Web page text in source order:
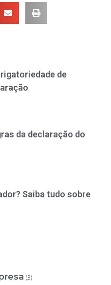
de
da declaração do
Saiba tudo sobre
(3)